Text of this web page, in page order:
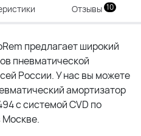
Отзывы 10
предлагает широкий
пневматической
России. У нас вы можете
амортизатор
с системой CVD по